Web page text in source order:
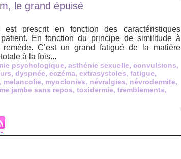
le grand épuisé
est prescrit en fonction des caractéristiques
En fonction du principe de similitude à
C’est un grand fatigué de la matière
à la fois...
psychologique, asthénie sexuelle, convulsions,
, dyspnée, eczéma, extrasystoles, fatigue,
, melancolie, myoclonies, névralgies, névrodermite,
jambe sans repos, toxidermie, tremblements,